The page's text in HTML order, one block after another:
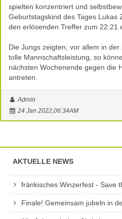
spielten konzentriert und
Geburtstagskind des Tages Lukas
den erlösenden Treffer zum 22:21
Die Jungs zeigten, vor allem in
tolle Mannschaftsleistung, so
nächsten Wochenende gegen die
antreten.
Admin
24 Jan 2022,06:34AM
AKTUELLE NEWS
fränkisches Winzerfest - Save
Finale! Gemeinsam jubeln in